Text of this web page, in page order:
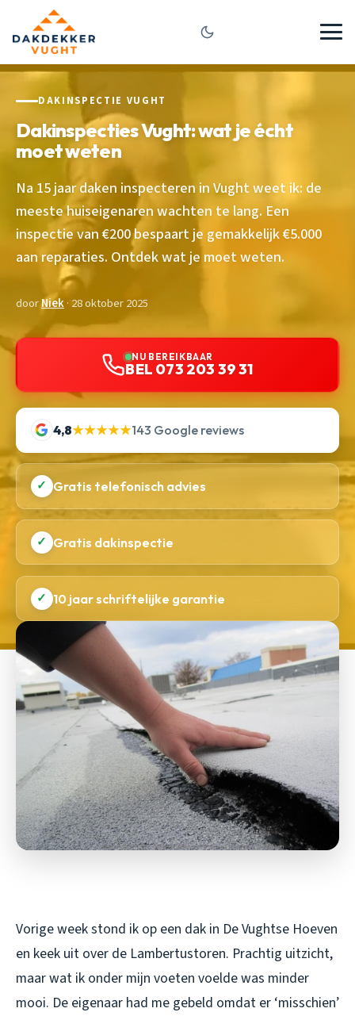
DAKINSPECTIE VUGHT
Dakinspecties Vught: wat je écht
moet weten
Na 15 jaar daken inspecteren in Vught weet ik: de
meeste huiseigenaren wachten te lang. Een
inspectie van €200 bespaart je gemakkelijk €5.000
aan reparaties. Ontdek wat je moet weten.
doorNiek· 28 oktober 2025
NU BEREIKBAAR
BEL 073 203 39 31
4,8★★★★★143 Google reviews
✓ Gratis telefonisch advies
✓ Gratis dakinspectie
✓ 10 jaar schriftelijke garantie
Vorige week stond ik op een dak in De Vughtse Hoeven
en keek uit over de Lambertustoren. Prachtig uitzicht,
maar wat ik onder mijn voeten voelde was minder
mooi. De eigenaar had me gebeld omdat er ‘misschien’